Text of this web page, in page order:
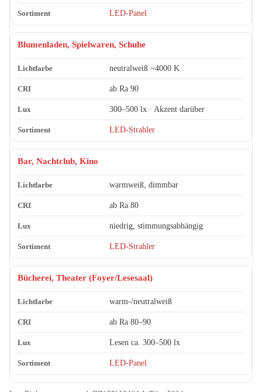
LED-Panel
Blumenladen, Spielwaren, Schuhe
neutralweiß ~4000 K
ab Ra 90
300–500 lx · Akzent darüber
LED-Strahler
Bar, Nachtclub, Kino
warmweiß, dimmbar
ab Ra 80
niedrig, stimmungsabhängig
LED-Strahler
Bücherei, Theater (Foyer/Lesesaal)
warm-/neutralweiß
ab Ra 80–90
Lesen ca. 300–500 lx
LED-Panel